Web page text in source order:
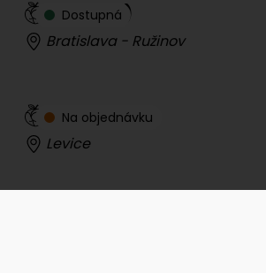
Dostupná
Táni(32)
Bratislava - Ružinov
Na objednávku
Candy (34)
Levice